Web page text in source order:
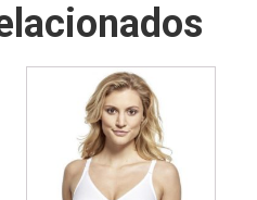
producto
múltiples
variantes.